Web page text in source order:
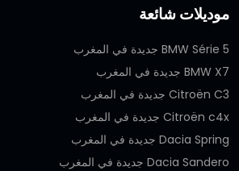
موديلات شائعة
BMW Série 5 جديدة في المغرب
BMW X7 جديدة في المغرب
Citroën C3 جديدة في المغرب
Citroën c4x جديدة في المغرب
Dacia Spring جديدة في المغرب
Dacia Sandero جديدة في المغرب